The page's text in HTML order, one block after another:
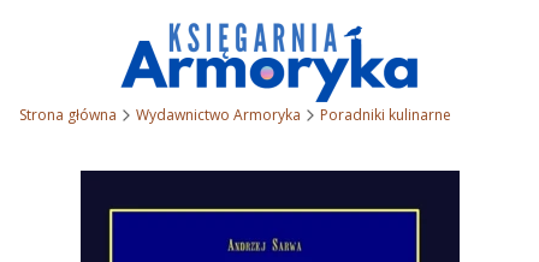
Strona główna Wydawnictwo Armoryka Poradniki kulinarne